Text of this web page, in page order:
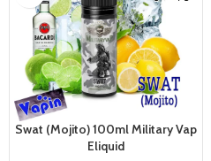
Swat (Mojito) 100ml Military Vap
Eliquid